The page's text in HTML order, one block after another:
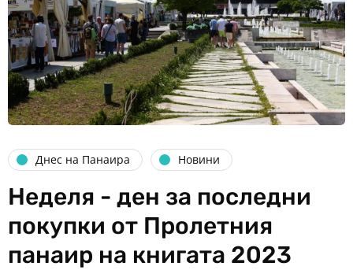
Днес на Панаира Новини
Неделя - ден за последни
покупки от Пролетния
панаир на книгата 2023